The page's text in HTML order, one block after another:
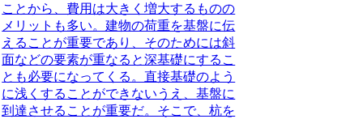
ことから、費用は大きく増大するものの
メリットも多い。建物の荷重を基盤に伝
えることが重要であり、そのためには斜
面などの要素が重なると深基礎にするこ
とも必要になってくる。直接基礎のよう
に浅くすることができないうえ、基盤に
到達させることが重要だ。そこで、杭を